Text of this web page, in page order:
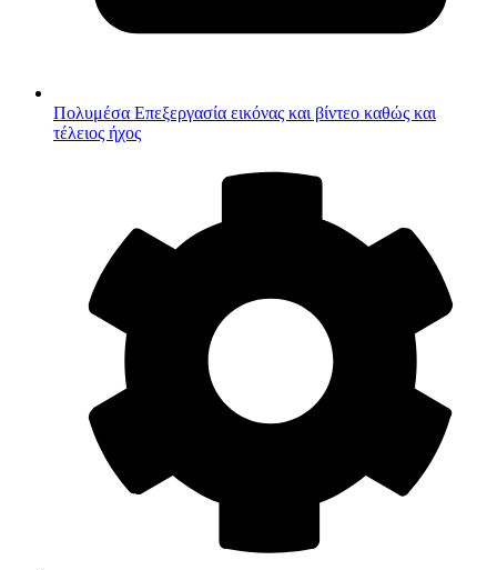
Πολυμέσα Επεξεργασία εικόνας και βίντεο καθώς και
τέλειος ήχος